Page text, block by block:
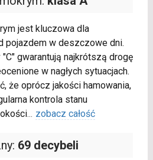
jest kluczowa dla
pojazdem w deszczowe dni.
"C" gwarantują najkrótszą drogę
w nagłych sytuacjach.
że oprócz jakości hamowania,
kontrola stanu
... zobacz całość
69 decybeli